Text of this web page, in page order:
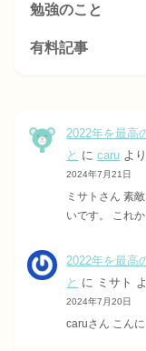
勉強のこと
有料記事
2022年を最高
と にcaru より
2024年7月21日
ミサトさん 素
いです。 これ
2022年を最高
と に ミサト
2024年7月20日
caruさん こん